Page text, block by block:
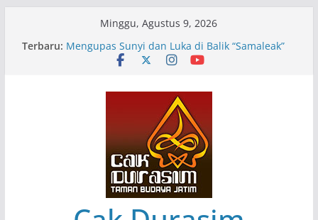
Minggu, Agustus 9, 2026
Terbaru: Pameran Lukisan Komunitas Patria Seni Rupa
Kota Blitar : Ketika “Bergerak” Menjadi Mantra
Mengupas Sunyi dan Luka di Balik “Samaleak”
Menjaga Marwah Seni dan Budaya: Catatan
Kunjungan Kerja Ir. Bambang Haryo Soekartono
(BHS) Anggota DPR RI ke Taman Budaya Jawa
Pameran Tunggal 35 Karya Agus Koecink
“Tumbang Tambang”, Ungkapan Kritis Tentang
Derita Pekerja Pertambangan